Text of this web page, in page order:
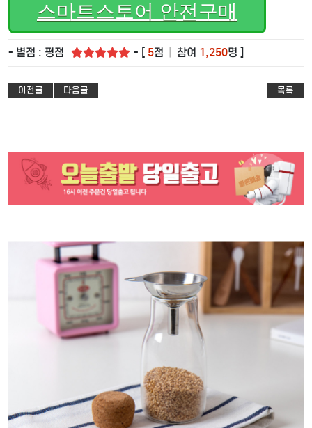
스마트스토어 안전구매
- 별점 : 평점 - [ 5점 참여 1,250명 ]
이전글 다음글 목록